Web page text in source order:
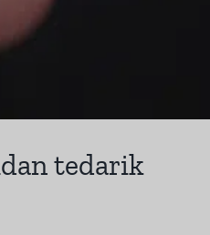
tedarik